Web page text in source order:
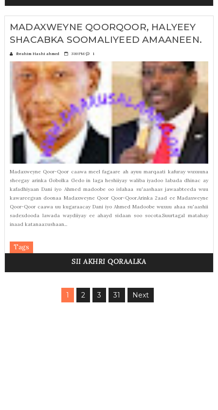
MADAXWEYNE QOORQOOR, HALYEEY
SHACABKA SOOMALIYEED AMAANEEN.
Ibrahim Hashi ahmed 3:00 PM 1
Madaxweyne Qoor-Qoor caawa meel fagaare ah ayuu marqaati kafuray wuxuuna
sheegay arinka Gobolka Gedo in laga heshiiyay waliba iyadoo labada dhinac ay
kafadhiyaan Dani iyo Ahmed madoobe oo islahaa su'aashaas jawaabteeda wuu
kawareegsan doonaa Madaxweyne Qoor Qoor-Qoor.Arinka 2aad ee Madaxweyne
Qoor-Qoor caawa uu kugaraacay Dani iyo Ahmed Madoobe wuxuu ahaa su'aashii
sadexdooda lawada waydiiyay ee ahayd sidaan soo socota.Suurtagal matahay
inaad katanaazushaan...
Tags
SII AKHRI QORAALKA
1 2 3 31 Next